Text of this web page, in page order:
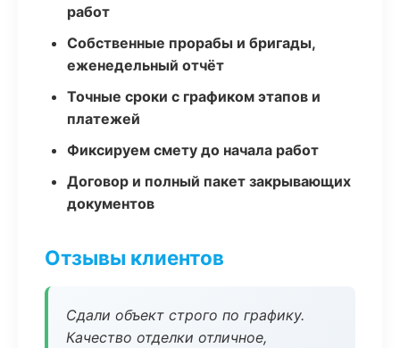
работ
Собственные прорабы и бригады,
еженедельный отчёт
Точные сроки с графиком этапов и
платежей
Фиксируем смету до начала работ
Договор и полный пакет закрывающих
документов
Отзывы клиентов
Сдали объект строго по графику.
Качество отделки отличное,